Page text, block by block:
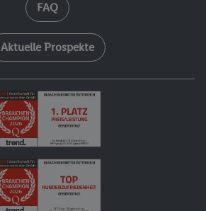
FAQ
Aktuelle Prospekte